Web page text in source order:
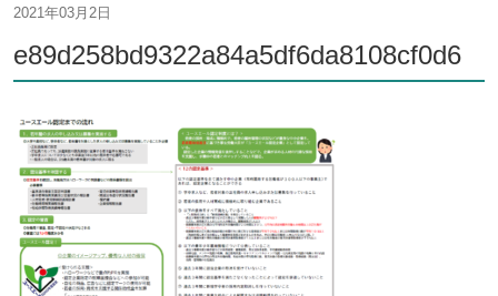
2021年03月2日
e89d258bd9322a84a5df6da8108cf0d6